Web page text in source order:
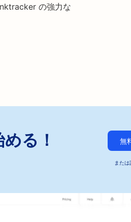
の強力な
る！ 無
また